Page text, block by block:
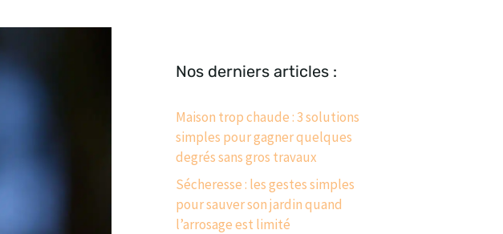
Nos derniers articles :
Maison trop chaude : 3 solutions
simples pour gagner quelques
degrés sans gros travaux
Sécheresse : les gestes simples
pour sauver son jardin quand
l’arrosage est limité